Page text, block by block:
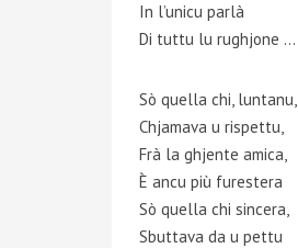
In l’unicu parlà
Di tuttu lu rughjone …
Sò quella chi, luntanu,
Chjamava u rispettu,
Frà la ghjente amica,
È ancu più furestera
Sò quella chi sincera,
Sbuttava da u pettu